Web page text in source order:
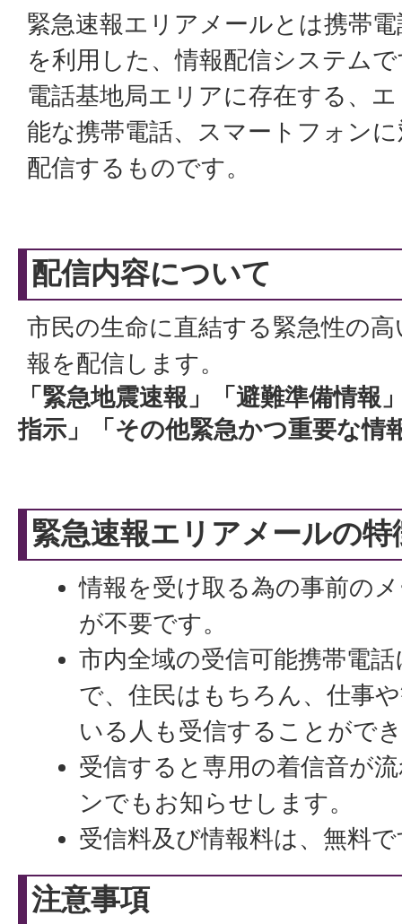
緊急速報エリアメールとは携帯
を利用した、情報配信システム
電話基地局エリアに存在する、
能な携帯電話、スマートフォン
配信するものです。
配信内容について
市民の生命に直結する緊急性の
報を配信します。
「緊急地震速報」「避難準備情報
指示」「その他緊急かつ重要な情
緊急速報エリアメールの特
情報を受け取る為の事前の
が不要です。
市内全域の受信可能携帯電
で、住民はもちろん、仕事
いる人も受信することがで
受信すると専用の着信音が
ンでもお知らせします。
受信料及び情報料は、無料
注意事項